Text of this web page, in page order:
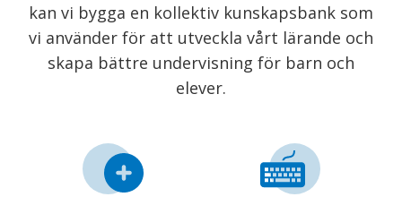
kan vi bygga en kollektiv kunskapsbank som
vi använder för att utveckla vårt lärande och
skapa bättre undervisning för barn och
elever.